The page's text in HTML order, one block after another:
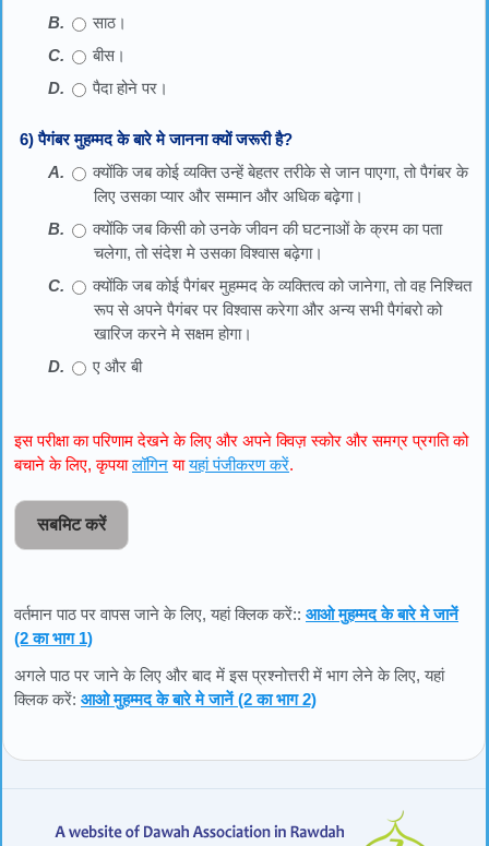
साठ।
बीस।
पैदा होने पर।
6) पैगंबर मुहम्मद के बारे मे जानना क्यों जरूरी है?
क्योंकि जब कोई व्यक्ति उन्हें बेहतर तरीके से जान पाएगा, तो पैगंबर के
लिए उसका प्यार और सम्मान और अधिक बढ़ेगा।
क्योंकि जब किसी को उनके जीवन की घटनाओं के क्रम का पता
चलेगा, तो संदेश मे उसका विश्वास बढ़ेगा।
क्योंकि जब कोई पैगंबर मुहम्मद के व्यक्तित्व को जानेगा, तो वह निश्चित
रूप से अपने पैगंबर पर विश्वास करेगा और अन्य सभी पैगंबरो को
खारिज करने मे सक्षम होगा।
ए और बी
इस परीक्षा का परिणाम देखने के लिए और अपने क्विज़ स्कोर और समग्र प्रगति को
बचाने के लिए, कृपयालॉगिनयायहां पंजीकरण करें.
सबमिट करें
वर्तमान पाठ पर वापस जाने के लिए, यहां क्लिक करें:: आओ मुहम्मद के बारे मे जानें
(2 का भाग 1)
अगले पाठ पर जाने के लिए और बाद में इस प्रश्नोत्तरी में भाग लेने के लिए, यहां
क्लिक करें: आओ मुहम्मद के बारे मे जानें (2 का भाग 2)